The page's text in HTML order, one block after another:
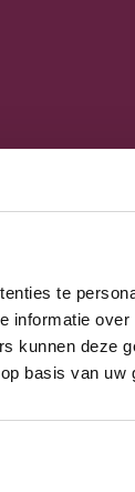
te
informatie
kunnen deze
basis van